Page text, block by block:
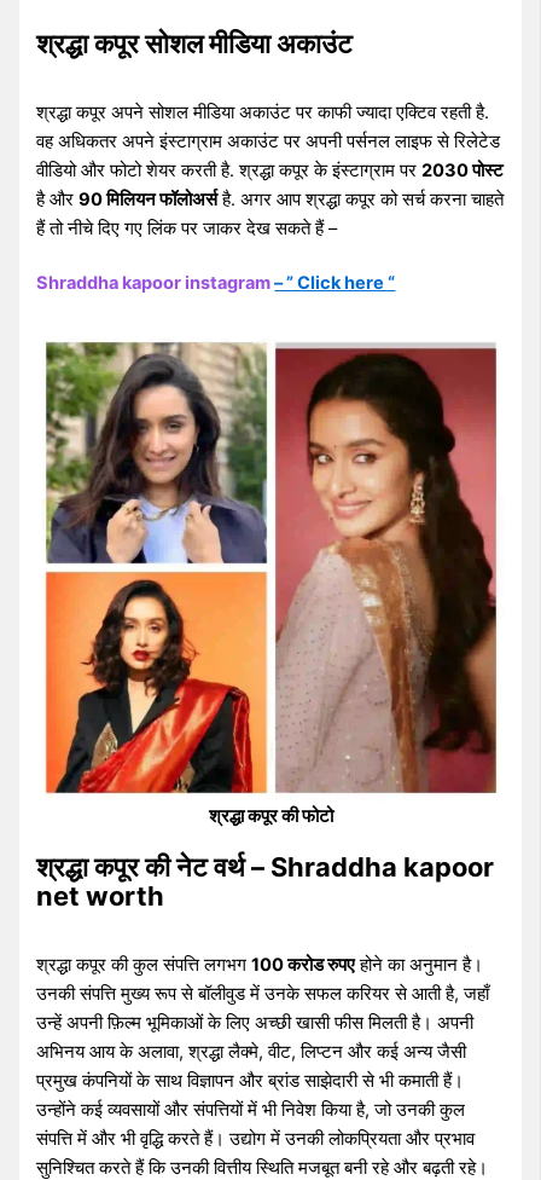
श्रद्धा कपूर सोशल मीडिया अकाउंट
श्रद्धा कपूर अपने सोशल मीडिया अकाउंट पर काफी ज्यादा एक्टिव रहती है.
वह अधिकतर अपने इंस्टाग्राम अकाउंट पर अपनी पर्सनल लाइफ से रिलेटेड
वीडियो और फोटो शेयर करती है. श्रद्धा कपूर के इंस्टाग्राम पर2030 पोस्ट
है और90 मिलियन फॉलोअर्सहै. अगर आप श्रद्धा कपूर को सर्च करना चाहते
हैं तो नीचे दिए गए लिंक पर जाकर देख सकते हैं –
Shraddha kapoor instagram– ” Click here “
श्रद्धा कपूर की फोटो
श्रद्धा कपूर की नेट वर्थ – Shraddha kapoor
net worth
श्रद्धा कपूर की कुल संपत्ति लगभग100 करोड रुपएहोने का अनुमान है।
उनकी संपत्ति मुख्य रूप से बॉलीवुड में उनके सफल करियर से आती है, जहाँ
उन्हें अपनी फ़िल्म भूमिकाओं के लिए अच्छी खासी फीस मिलती है। अपनी
अभिनय आय के अलावा, श्रद्धा लैक्मे, वीट, लिप्टन और कई अन्य जैसी
प्रमुख कंपनियों के साथ विज्ञापन और ब्रांड साझेदारी से भी कमाती हैं।
उन्होंने कई व्यवसायों और संपत्तियों में भी निवेश किया है, जो उनकी कुल
संपत्ति में और भी वृद्धि करते हैं। उद्योग में उनकी लोकप्रियता और प्रभाव
सुनिश्चित करते हैं कि उनकी वित्तीय स्थिति मजबूत बनी रहे और बढ़ती रहे।